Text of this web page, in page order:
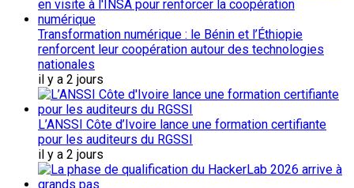
Transformation numérique : le Bénin et l’Éthiopie
renforcent leur coopération autour des technologies
nationales
il y a 2 jours
L’ANSSI Côte d’Ivoire lance une formation certifiante
pour les auditeurs du RGSSI
il y a 2 jours